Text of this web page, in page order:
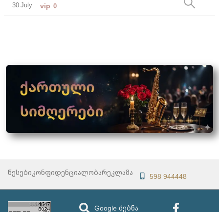
30 July vip 0
წესებიკონფიდენციალობარეკლამა 598 944448
Google ძებნა